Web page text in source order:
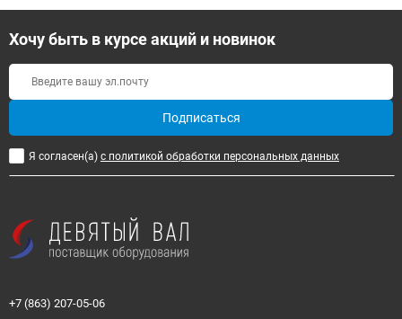
Хочу быть в курсе акций и новинок
Подписаться
Я согласен(a) с политикой обработки персональных данных
+7 (863) 207-05-06